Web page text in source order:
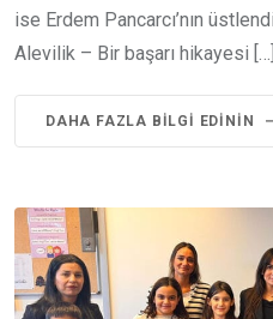
ise Erdem Pancarcı’nın
Alevilik – Bir başarı hikayesi […]
DAHA FAZLA BILGI EDININ